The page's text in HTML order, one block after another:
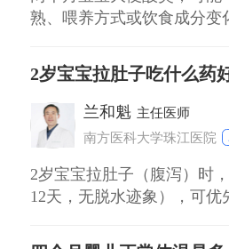
熟、喂养方式或饮食成分变
酸臭便：母乳中乳糖含量高
足，可能出现大便次数多、
重增长正常（每月增重
无需特殊处理。若腹泻严重
2岁宝宝拉肚子吃什么药
兰和魁 主任医师
南方医科大学珠江医院
2岁宝宝拉肚子（腹泻）时
12天，无脱水迹象），可
物）；若腹泻持续超过2天